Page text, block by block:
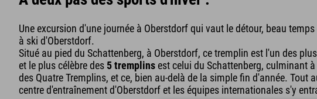
Une excursion d'une journée à Oberstdorf qui vaut le détour, beau
à ski d'Oberstdorf.
Situé au pied du Schattenberg, à Oberstdorf, ce tremplin est l'un des
et le plus célèbre des 5 tremplins est celui du Schattenberg, culminant à
des Quatre Tremplins, et ce, bien au-delà de la simple fin d'année. Tout
centre d'entraînement d'Oberstdorf et les équipes internationales s'y